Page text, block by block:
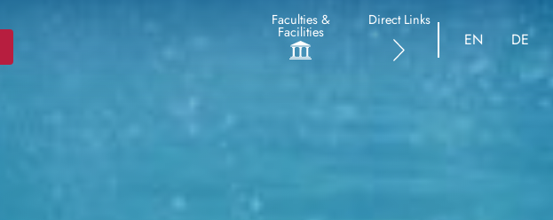
Faculties &
Facilities
Direct Links
EN DE